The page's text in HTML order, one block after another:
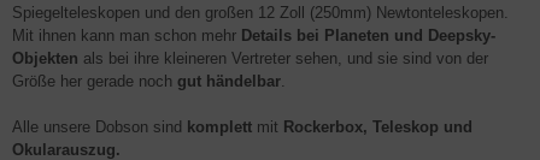
Spiegelteleskopen und den großen 12 Zoll (250mm) Newtonteleskopen.
Mit ihnen kann man schon mehr Details bei Planeten und Deepsky-
Objekten als bei ihre kleineren Vertreter sehen, und sie sind von der
Größe her gerade noch gut händelbar.
Alle unsere Dobson sind komplett mit Rockerbox, Teleskop und
Okularauszug.